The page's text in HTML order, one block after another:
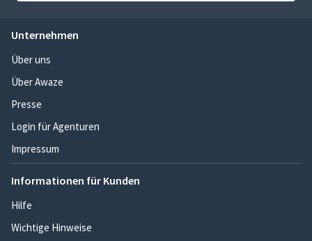
Unternehmen
Über uns
Über Awaze
Presse
Login für Agenturen
Impressum
Informationen für Kunden
Hilfe
Wichtige Hinweise